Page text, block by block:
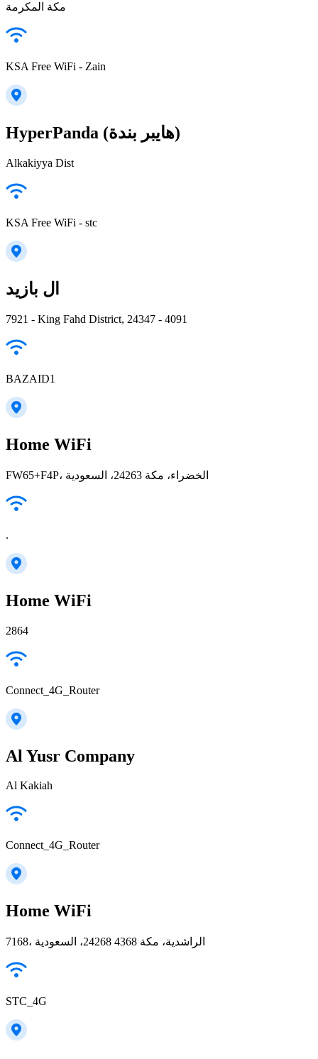
مكة المكرمة
KSA Free WiFi - Zain
HyperPanda (هايبر بندة)
Alkakiyya Dist
KSA Free WiFi - stc
ال بازيد
7921 - King Fahd District, 24347 - 4091
BAZAID1
Home WiFi
FW65+F4P، الخضراء، مكة 24263، السعودية
.
Home WiFi
2864
Connect_4G_Router
Al Yusr Company
Al Kakiah
Connect_4G_Router
Home WiFi
7168، الراشدية، مكة 24268 4368، السعودية
STC_4G